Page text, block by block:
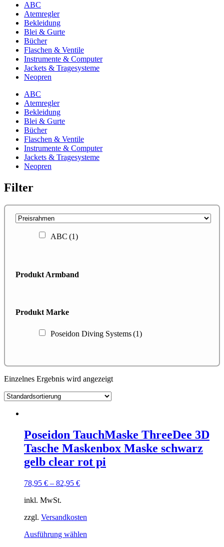
ABC
Atemregler
Bekleidung
Blei & Gurte
Bücher
Flaschen & Ventile
Instrumente & Computer
Jackets & Tragesysteme
Neopren
ABC
Atemregler
Bekleidung
Blei & Gurte
Bücher
Flaschen & Ventile
Instrumente & Computer
Jackets & Tragesysteme
Neopren
Filter
ABC (1)
Produkt Armband
Produkt Marke
Poseidon Diving Systems(1)
Einzelnes Ergebnis wird angezeigt
Poseidon TauchMaske ThreeDee 3D
Tasche Maskenbox Maske schwarz
gelb clear rot pi
78,95 € – 82,95 €
inkl. MwSt.
zzgl. Versandkosten
Ausführung wählen